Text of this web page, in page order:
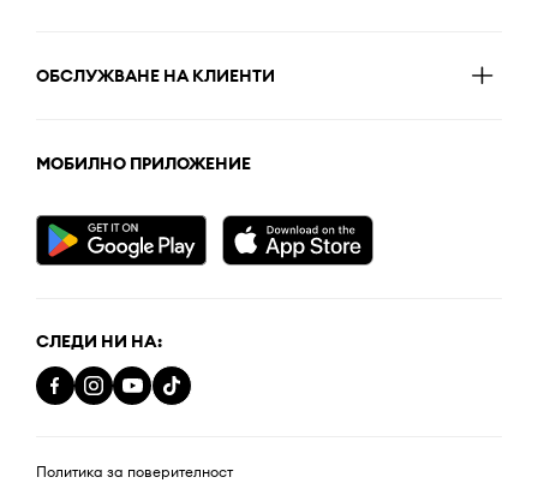
ОБСЛУЖВАНЕ НА КЛИЕНТИ
МОБИЛНО ПРИЛОЖЕНИЕ
СЛЕДИ НИ НА:
Политика за поверителност